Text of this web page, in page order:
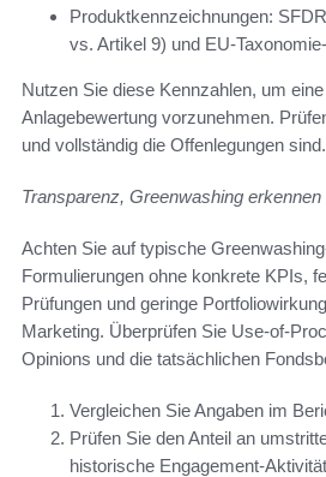
Produktkennzeichnungen:
vs. Artikel 9) und
Nutzen Sie diese Kennzahlen, um
Anlagebewertung vorzunehmen.
und vollständig die Offenlegungen sind.
Transparenz, Greenwashing
Achten Sie auf typische
Formulierungen ohne konkrete KPIs,
Prüfungen und geringe
Marketing. Überprüfen Sie
Opinions und die tatsächlichen
Vergleichen Sie Angaben im
Prüfen Sie den Anteil an
historische